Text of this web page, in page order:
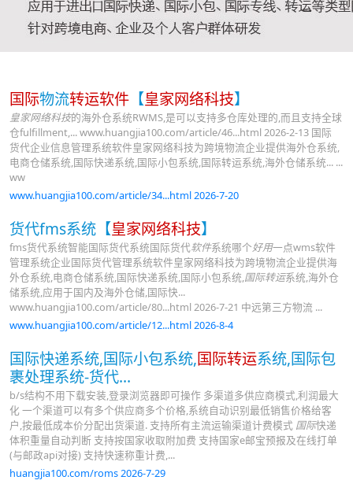
国际物流转运软件 【皇家网络科技】
皇家网络科技的海外仓系统RWMS,是可以支持多仓库处理的,而且支持全球
仓fulfillment,... www.huangjia100.com/article/46...html 2026-2-13 国际
货代企业信息管理系统软件皇家网络科技为跨境物流企业提供海外仓系统,
电商仓储系统,国际快递系统,国际小包系统,国际转运系统,海外仓储系统... ...
ww
www.huangjia100.com/article/34...html 2026-7-20
货代fms系统【皇家网络科技】
fms货代系统智能国际货代系统国际货代软件系统哪个好用一点wms软件
管理系统企业国际货代管理系统软件皇家网络科技为跨境物流企业提供海
外仓系统,电商仓储系统,国际快递系统,国际小包系统,国际转运系统,海外仓
储系统,应用于国内及海外仓储,国际快...
www.huangjia100.com/article/80...html 2026-7-21 中远第三方物流 ...
www.huangjia100.com/article/12...html 2026-8-4
国际快递系统,国际小包系统,国际转运系统,国际包
裹处理系统-货代...
b/s结构不用下载安装,登录浏览器即可操作 多渠道多供应商模式,利润最大
化 一个渠道可以有多个供应商多个价格,系统自动识别最低销售价格给客
户,按最低成本价分配出货渠道. 支持所有主流运输渠道计费模式 国际快递
体积重量自动判断 支持按国家收取附加费 支持国家e邮宝预报及在线打单
(与邮政api对接) 支持快速称重计费,...
huangjia100.com/roms 2026-7-29